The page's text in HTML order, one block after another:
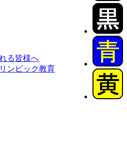
る皆様へ
ンピック教育